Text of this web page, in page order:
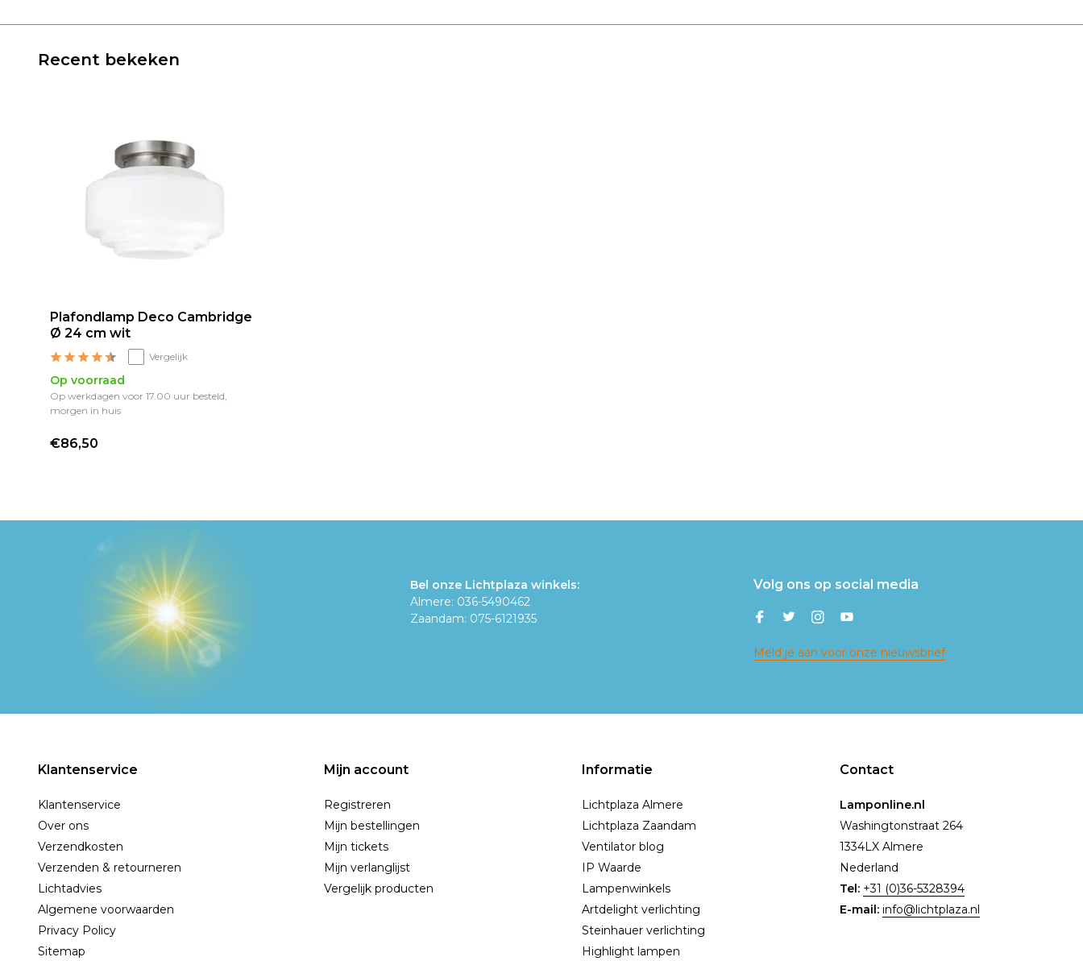
Recent bekeken
Plafondlamp Deco Cambridge
Ø 24 cm wit
Vergelijk
Op voorraad
Op werkdagen voor 17.00 uur besteld,
morgen in huis
€86,50
Bel onze Lichtplaza winkels:
Almere: 036-5490462
Zaandam: 075-6121935
Volg ons op social media
Meld je aan voor onze nieuwsbrief
Klantenservice
Klantenservice
Over ons
Verzendkosten
Verzenden & retourneren
Lichtadvies
Algemene voorwaarden
Privacy Policy
Sitemap
Mijn account
Registreren
Mijn bestellingen
Mijn tickets
Mijn verlanglijst
Vergelijk producten
Informatie
Lichtplaza Almere
Lichtplaza Zaandam
Ventilator blog
IP Waarde
Lampenwinkels
Artdelight verlichting
Steinhauer verlichting
Highlight lampen
Contact
Lamponline.nl
Washingtonstraat 264
1334LX Almere
Nederland
Tel: +31 (0)36-5328394
E-mail: info@lichtplaza.nl